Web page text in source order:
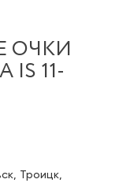
ОЧКИ
IS 11-
Троицк